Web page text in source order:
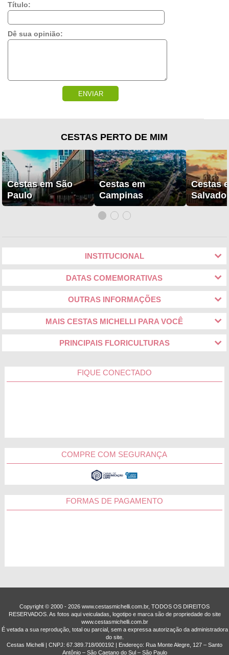
Título:
Dê sua opinião:
ENVIAR
CESTAS PERTO DE MIM
Cestas em São
Paulo
Cestas em
Campinas
Cestas
INSTITUCIONAL
DATAS COMEMORATIVAS
OUTRAS INFORMAÇÕES
MAIS CESTAS MICHELLI PARA VOCÊ
PRINCIPAIS FLORICULTURAS
FIQUE CONECTADO
COMPRE COM SEGURANÇA
FORMAS DE PAGAMENTO
Copyright © 2000 - ­2026 www.cestasmichelli.com.br, TODOS OS DIREITOS
RESERVADOS. As fotos aqui veiculadas, logotipo e marca são de propriedade do site
www.cestasmichelli.com.br
É vetada a sua reprodução, total ou parcial, sem a expressa autorização da administradora
do site.
Cestas Michelli | CNPJ: 67.389.718/0001­92 | Endereço: Rua Monte Alegre, 127 – Santo
Antônio – São Caetano do Sul – São Paulo